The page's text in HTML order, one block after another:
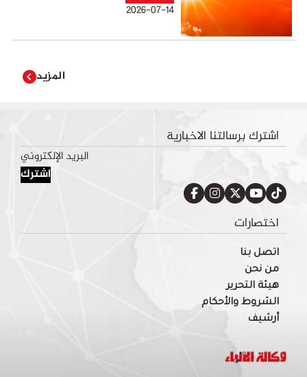
2026-07-14
المزيد
اشترك برسالتنا الاخبارية
اشترك
اختصارات
اتصل بنا
من نحن
هيئة التحرير
الشروط والأحكام
أرشيف